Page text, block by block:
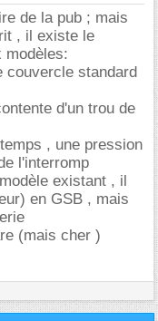
de la pub ; mais
, il existe le
modèles:
couvercle standard
d'un trou de
, une pression
l'interromp
existant , il
en GSB , mais
(mais cher )